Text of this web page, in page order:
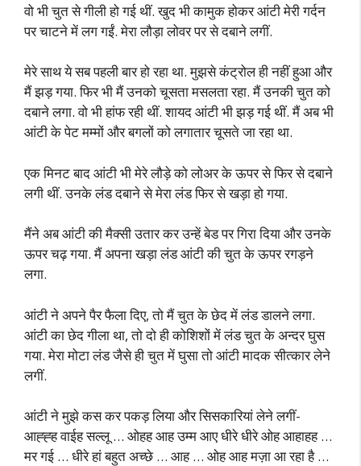
वो भी चुत से गीली हो गई थीं. खुद भी कामुक होकर आंटी मेरी गर्दन
पर चाटने में लग गईं. मेरा लौड़ा लोवर पर से दबाने लगीं.
मेरे साथ ये सब पहली बार हो रहा था. मुझसे कंट्रोल ही नहीं हुआ और
मैं झड़ गया. फिर भी मैं उनको चूसता मसलता रहा. मैं उनकी चुत को
दबाने लगा. वो भी हांफ रही थीं. शायद आंटी भी झड़ गई थीं. मैं अब भी
आंटी के पेट मम्मों और बगलों को लगातार चूसते जा रहा था.
एक मिनट बाद आंटी भी मेरे लौड़े को लोअर के ऊपर से फिर से दबाने
लगी थीं. उनके लंड दबाने से मेरा लंड फिर से खड़ा हो गया.
मैंने अब आंटी की मैक्सी उतार कर उन्हें बेड पर गिरा दिया और उनके
ऊपर चढ़ गया. मैं अपना खड़ा लंड आंटी की चुत के ऊपर रगड़ने
लगा.
आंटी ने अपने पैर फैला दिए, तो मैं चुत के छेद में लंड डालने लगा.
आंटी का छेद गीला था, तो दो ही कोशिशों में लंड चुत के अन्दर घुस
गया. मेरा मोटा लंड जैसे ही चुत में घुसा तो आंटी मादक सीत्कार लेने
लगीं.
आंटी ने मुझे कस कर पकड़ लिया और सिसकारियां लेने लगीं-
आह्ह्ह वाईह सल्लू … ओहह आह उम्म आए धीरे धीरे ओह आहाहह …
मर गई … धीरे हां बहुत अच्छे … आह … ओह आह मज़ा आ रहा है …